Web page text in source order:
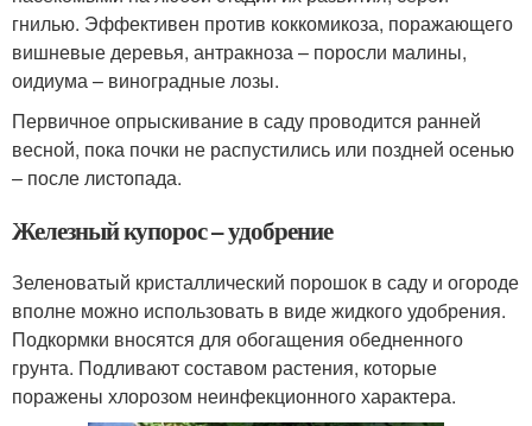
гнилью. Эффективен против коккомикоза, поражающего
вишневые деревья, антракноза – поросли малины,
оидиума – виноградные лозы.
Первичное опрыскивание в саду проводится ранней
весной, пока почки не распустились или поздней осенью
– после листопада.
Железный купорос – удобрение
Зеленоватый кристаллический порошок в саду и огороде
вполне можно использовать в виде жидкого удобрения.
Подкормки вносятся для обогащения обедненного
грунта. Подливают составом растения, которые
поражены хлорозом неинфекционного характера.